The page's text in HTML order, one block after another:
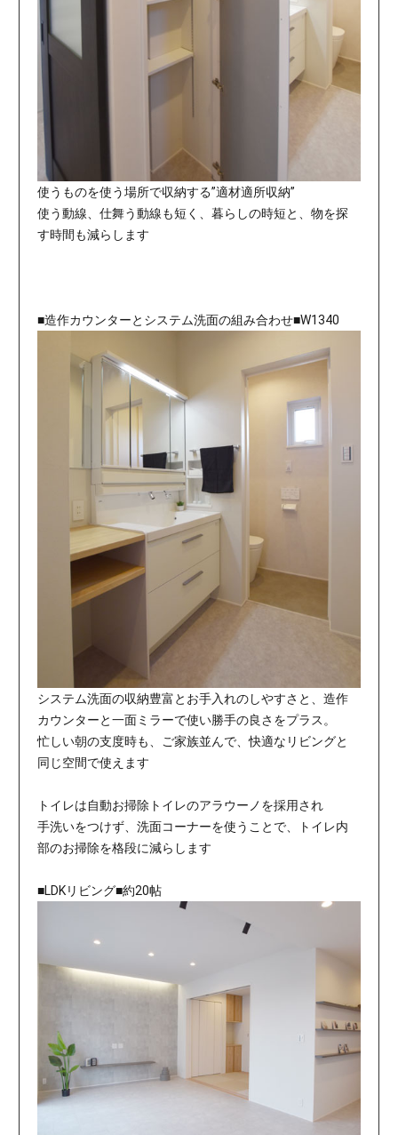
使うものを使う場所で収納する”適材適所収納”
使う動線、仕舞う動線も短く、暮らしの時短と、物を探
す時間も減らします
■造作カウンターとシステム洗面の組み合わせ■W1340
システム洗面の収納豊富とお手入れのしやすさと、造作
カウンターと一面ミラーで使い勝手の良さをプラス。
忙しい朝の支度時も、ご家族並んで、快適なリビングと
同じ空間で使えます
トイレは自動お掃除トイレのアラウーノを採用され
手洗いをつけず、洗面コーナーを使うことで、トイレ内
部のお掃除を格段に減らします
■LDKリビング■約20帖